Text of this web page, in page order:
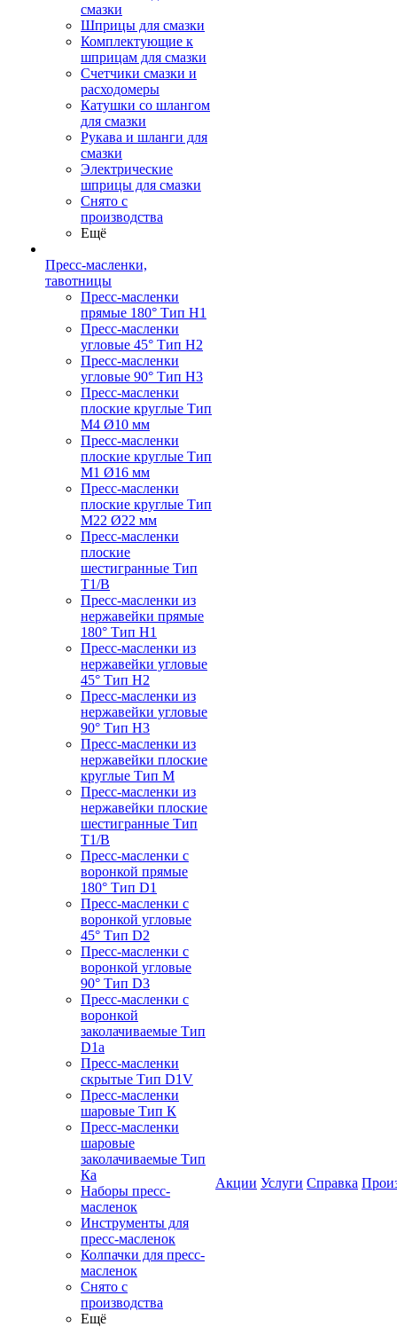
смазки
Шприцы для смазки
Комплектующие к
шприцам для смазки
Счетчики смазки и
расходомеры
Катушки со шлангом
для смазки
Рукава и шланги для
смазки
Электрические
шприцы для смазки
Снято с
производства
Ещё
Пресс-масленки,
тавотницы
Пресс-масленки
прямые 180° Тип H1
Пресс-масленки
угловые 45° Тип H2
Пресс-масленки
угловые 90° Тип H3
Пресс-масленки
плоские круглые Тип
M4 Ø10 мм
Пресс-масленки
плоские круглые Тип
M1 Ø16 мм
Пресс-масленки
плоские круглые Тип
M22 Ø22 мм
Пресс-масленки
плоские
шестигранные Тип
T1/B
Пресс-масленки из
нержавейки прямые
180° Тип H1
Пресс-масленки из
нержавейки угловые
45° Тип H2
Пресс-масленки из
нержавейки угловые
90° Тип H3
Пресс-масленки из
нержавейки плоские
круглые Тип M
Пресс-масленки из
нержавейки плоские
шестигранные Тип
T1/B
Пресс-масленки с
воронкой прямые
180° Тип D1
Пресс-масленки с
воронкой угловые
45° Тип D2
Пресс-масленки с
воронкой угловые
90° Тип D3
Пресс-масленки с
воронкой
заколачиваемые Тип
D1a
Пресс-масленки
скрытые Тип D1V
Пресс-масленки
шаровые Тип К
Пресс-масленки
шаровые
заколачиваемые Тип
Кa
Наборы пресс-
масленок
Инструменты для
пресс-масленок
Колпачки для пресс-
масленок
Снято с
производства
Ещё
Акции Услуги Справка